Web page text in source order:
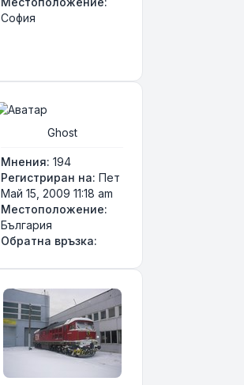
София
Ghost
Мнения: 194
Регистриран на: Пет
Май 15, 2009 11:18 am
Местоположение:
България
Обратна връзка: